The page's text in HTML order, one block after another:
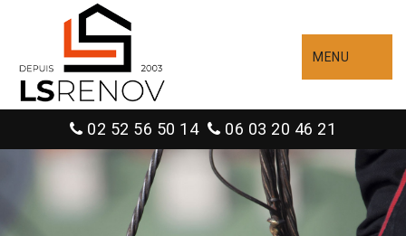
MENU
02 52 56 50 14 06 03 20 46 21